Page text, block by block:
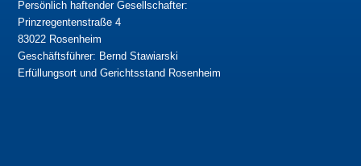
Persönlich haftender Gesellschafter:
Prinzregentenstraße 4
83022 Rosenheim
Geschäftsführer: Bernd Stawiarski
Erfüllungsort und Gerichtsstand Rosenheim